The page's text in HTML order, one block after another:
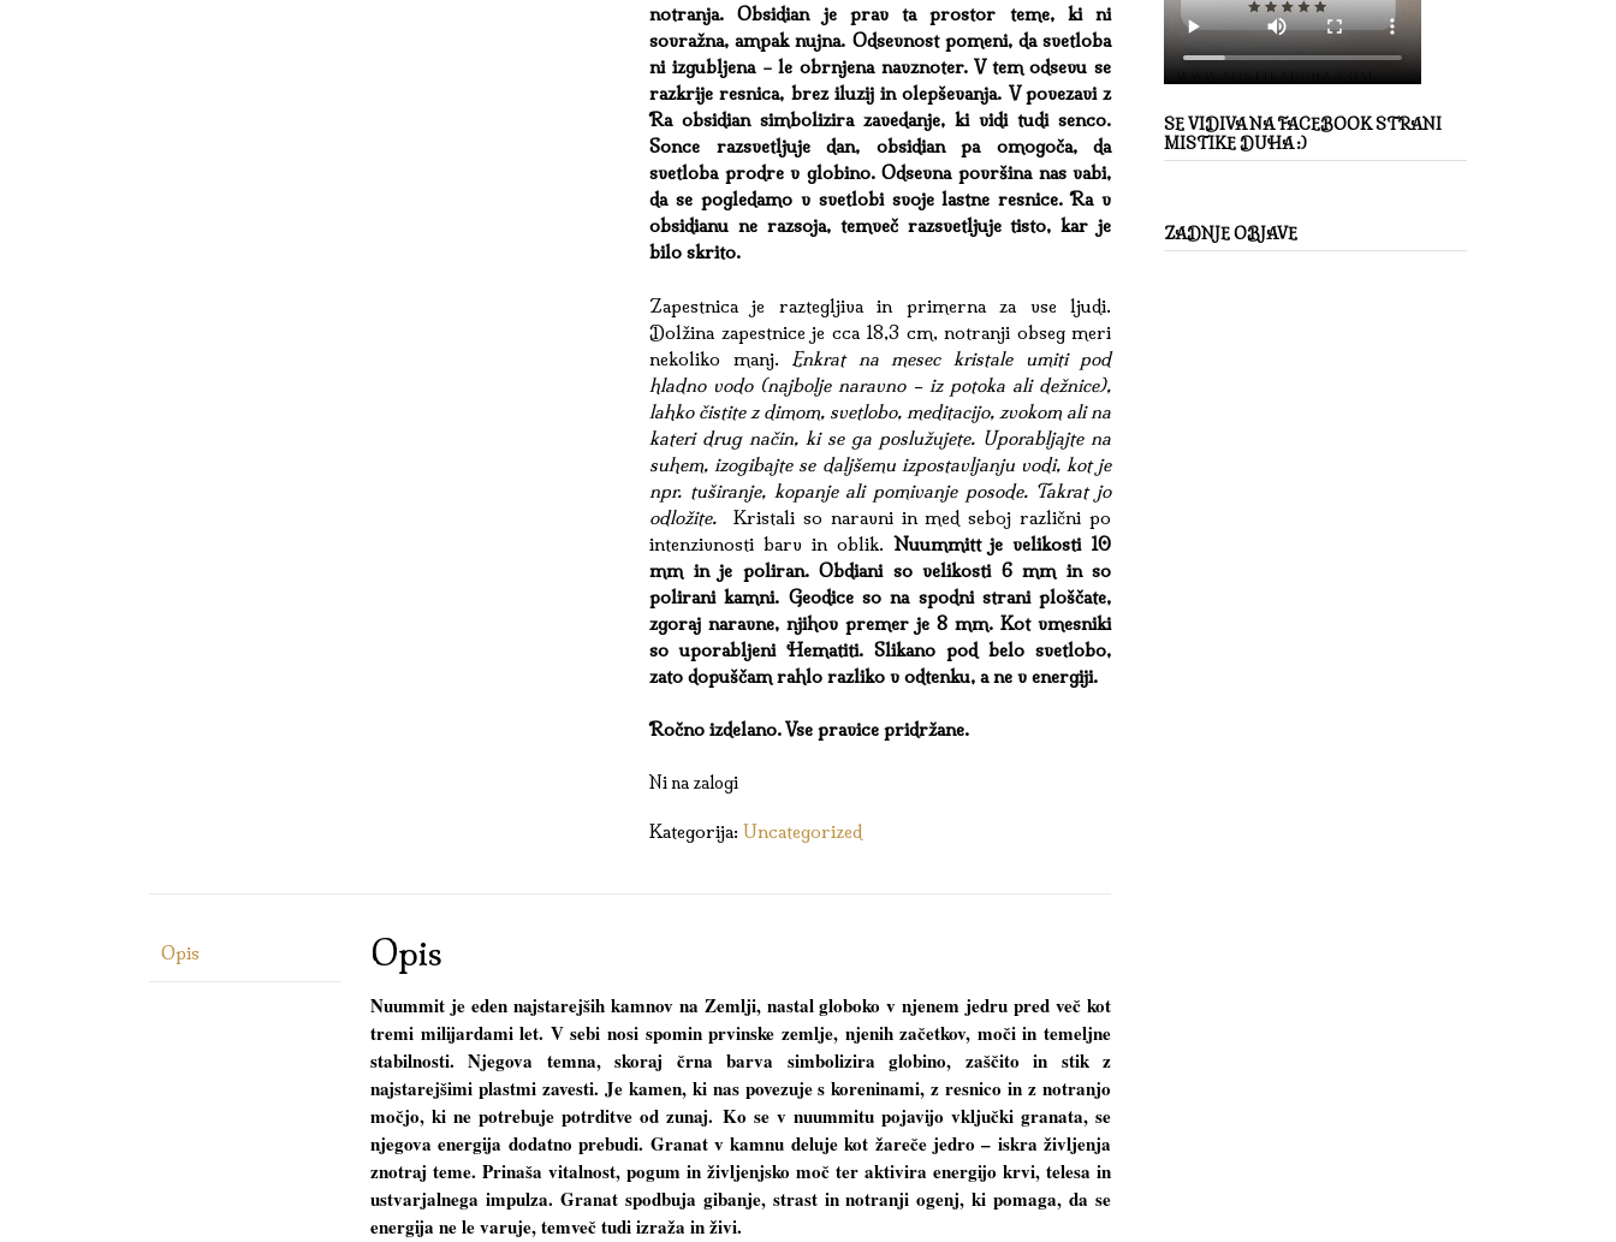
notranja. Obsidian je prav ta prostor teme, ki ni
sovražna, ampak nujna. Odsevnost pomeni, da svetloba
ni izgubljena – le obrnjena navznoter. V tem odsevu se
razkrije resnica, brez iluzij in olepševanja. V povezavi z
Ra obsidian simbolizira zavedanje, ki vidi tudi senco.
Sonce razsvetljuje dan, obsidian pa omogoča, da
svetloba prodre v globino. Odsevna površina nas vabi,
da se pogledamo v svetlobi svoje lastne resnice. Ra v
obsidianu ne razsoja, temveč razsvetljuje tisto, kar je
bilo skrito.
Zapestnica je raztegljiva in primerna za vse ljudi.
Dolžina zapestnice je cca 18,3 cm, notranji obseg meri
nekoliko manj. Enkrat na mesec kristale umiti pod
hladno vodo (najbolje naravno – iz potoka ali dežnice),
lahko čistite z dimom, svetlobo, meditacijo, zvokom ali na
kateri drug način, ki se ga poslužujete. Uporabljajte na
suhem, izogibajte se daljšemu izpostavljanju vodi, kot je
npr. tuširanje, kopanje ali pomivanje posode. Takrat jo
odložite.
Kristali so naravni in med seboj različni po
intenzivnosti barv in oblik. Nuummitt je velikosti 10
mm in je poliran. Obdiani so velikosti 6 mm in so
polirani kamni. Geodice so na spodni strani ploščate,
zgoraj naravne, njihov premer je 8 mm. Kot vmesniki
so uporabljeni Hematiti. Slikano pod belo svetlobo,
zato dopuščam rahlo razliko v odtenku, a ne v energiji.
Ročno izdelano. Vse pravice pridržane.
Ni na zalogi
Kategorija:Uncategorized
Opis Opis
Nuummit je eden najstarejših kamnov na Zemlji, nastal globoko v njenem jedru pred več kot
tremi milijardami let. V sebi nosi spomin prvinske zemlje, njenih začetkov, moči in temeljne
stabilnosti. Njegova temna, skoraj črna barva simbolizira globino, zaščito in stik z
najstarejšimi plastmi zavesti. Je kamen, ki nas povezuje s koreninami, z resnico in z notranjo
močjo, ki ne potrebuje potrditve od zunaj. Ko se v nuummitu pojavijo vključki granata, se
njegova energija dodatno prebudi. Granat v kamnu deluje kot žareče jedro – iskra življenja
znotraj teme. Prinaša vitalnost, pogum in življenjsko moč ter aktivira energijo krvi, telesa in
ustvarjalnega impulza. Granat spodbuja gibanje, strast in notranji ogenj, ki pomaga, da se
energija ne le varuje, temveč tudi izraža in živi.
SE VIDIVA NA FACEBOOK STRANI
MISTIKE DUHA :)
ZADNJE OBJAVE